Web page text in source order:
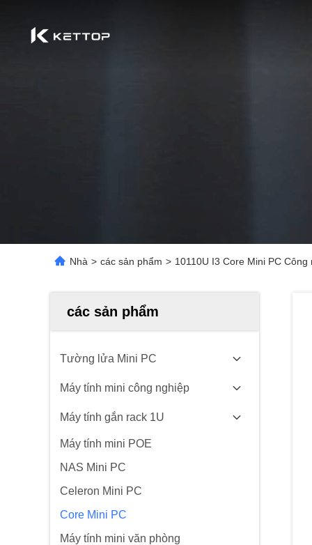
Nhà > các sản phẩm > 10110U I3 Core Mini PC
các sản phẩm
Tường lửa Mini PC
Máy tính mini công nghiệp
Máy tính gắn rack 1U
Máy tính mini POE
NAS Mini PC
Celeron Mini PC
Core Mini PC
Máy tính mini văn phòng